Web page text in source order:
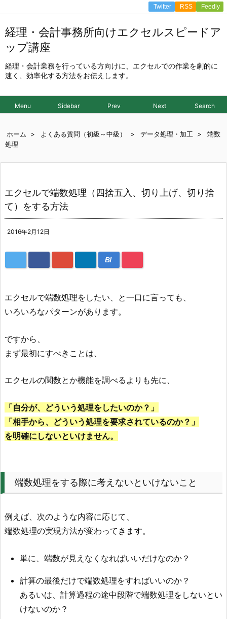
経理・会計事務所向けエクセルスピードア
ップ講座
経理・会計業務を行っている方向けに、エクセルでの作業を劇的に
速く、効率化する方法をお伝えします。
Menu Sidebar Prev Next Search
Twitter RSS Feedly
ホーム > よくある質問（初級～中級） > データ処理・加工 >
端数
処理
エクセルで端数処理（四捨五入、切り上げ、切り捨
て）をする方法
2016年2月12日
B!
エクセルで端数処理をしたい、と一口に言っても、
いろいろなパターンがあります。
ですから、
まず最初にすべきことは、
エクセルの関数とか機能を調べるよりも先に、
「自分が、どういう処理をしたいのか？」
「相手から、どういう処理を要求されているのか？」
を明確にしないといけません。
端数処理をする際に考えないといけないこと
例えば、次のような内容に応じて、
端数処理の実現方法が変わってきます。
単に、端数が見えなくなればいいだけなのか？
計算の最後だけで端数処理をすればいいのか？
あるいは、計算過程の途中段階で端数処理をしないとい
けないのか？